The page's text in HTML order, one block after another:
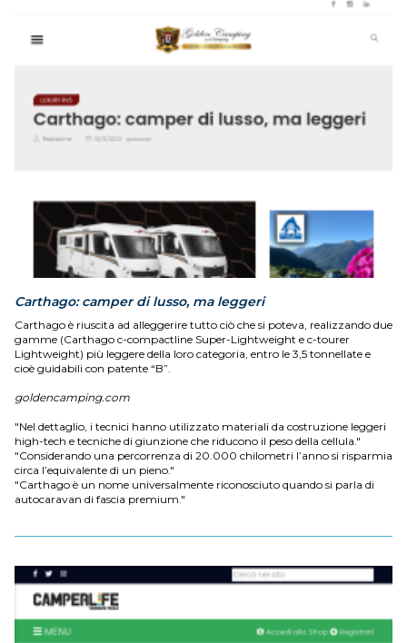
Carthago: camper di lusso, ma leggeri
Carthago è riuscita ad alleggerire tutto ciò che si poteva, realizzando due
gamme (Carthago c-compactline Super-Lightweight e c-tourer
Lightweight) più leggere della loro categoria, entro le 3,5 tonnellate e
cioè guidabili con patente “B”.
goldencamping.com
"Nel dettaglio, i tecnici hanno utilizzato materiali da costruzione leggeri
high-tech e tecniche di giunzione che riducono il peso della cellula."
"Considerando una percorrenza di 20.000 chilometri l’anno si risparmia
circa l’equivalente di un pieno."
"Carthago è un nome universalmente riconosciuto quando si parla di
autocaravan di fascia premium."